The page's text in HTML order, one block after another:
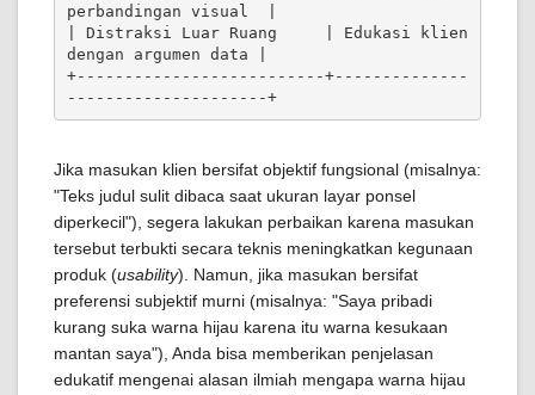
perbandingan visual  |
| Distraksi Luar Ruang     | Edukasi klien
dengan argumen data |
+--------------------------+--------------
---------------------+
Jika masukan klien bersifat objektif fungsional (misalnya:
"Teks judul sulit dibaca saat ukuran layar ponsel
diperkecil"), segera lakukan perbaikan karena masukan
tersebut terbukti secara teknis meningkatkan kegunaan
produk (usability). Namun, jika masukan bersifat
preferensi subjektif murni (misalnya: "Saya pribadi
kurang suka warna hijau karena itu warna kesukaan
mantan saya"), Anda bisa memberikan penjelasan
edukatif mengenai alasan ilmiah mengapa warna hijau